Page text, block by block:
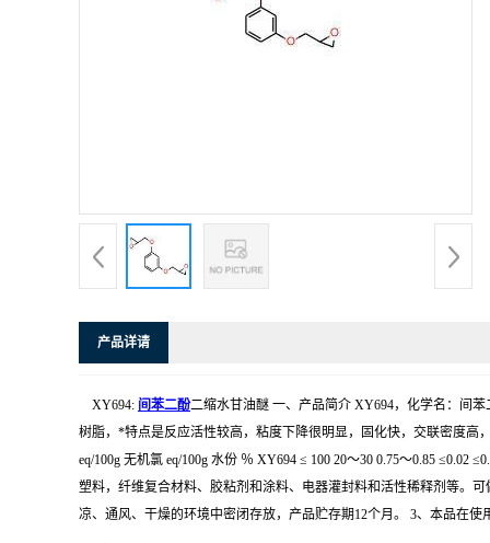
产品详请
XY694: 间苯二酚二缩水甘油醚 一、产品简介 XY694，化学名：间
树脂，*特点是反应活性较高，粘度下降很明显，固化快，交联密度高
eq/100g 无机氯 eq/100g 水份 ％ XY694 ≤ 100 20～30 0.75～0.85
塑料，纤维复合材料、胶粘剂和涂料、电器灌封料和活性稀释剂等。可
凉、通风、干燥的环境中密闭存放，产品贮存期12个月。 3、本品在